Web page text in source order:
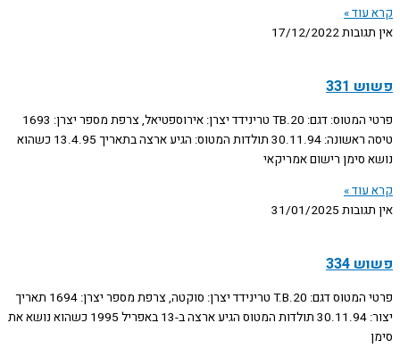
קרא עוד »
אין תגובות17/12/2022
פשוש 331
פרטי המטוס: דגם: TB.20 טרינידד יצרן: אירוספטיאל, צרפת מספר יצרן: 1693
טיסה ראשונה: 30.11.94 תולדות המטוס: הגיע ארצה בתאריך 13.4.95 כשהוא
נושא סימן רישום אמריקאי
קרא עוד »
אין תגובות 31/01/2025
פשוש 334
פרטי המטוס דגם: T.B.20 טרינידד יצרן: סוקטה, צרפת מספר יצרן: 1694 תאריך
יצור: 30.11.94 תולדות המטוס הגיע ארצה ב-13 באפריל 1995 כשהוא נושא את
סימן